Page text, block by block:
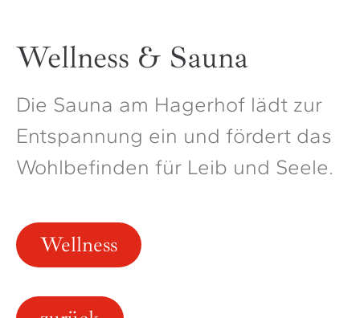
Wellness & Sauna
Die Sauna am Hagerhof lädt zur
Entspannung ein und fördert das
Wohlbefinden für Leib und Seele.
Wellness